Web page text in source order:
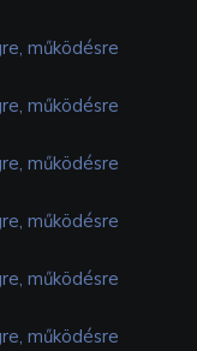
működésre
működésre
működésre
működésre
működésre
működésre